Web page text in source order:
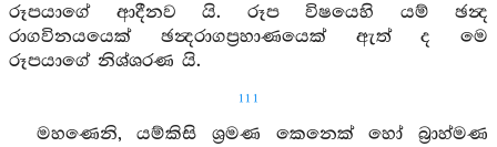
රූපයාගේ ආදීනව යි. රූප විෂයෙහි යම් ඡන්‍ද
රාගවිනයයෙක් ඡන්‍දරාගප්‍රහාණයෙක් ඇත් ද මෙ
රූපයාගේ නිශ්ශරණ යි.
111
මහණෙනි, යම්කිසි ශ්‍රමණ කෙනෙක් හෝ බ්‍රාහ්මණ